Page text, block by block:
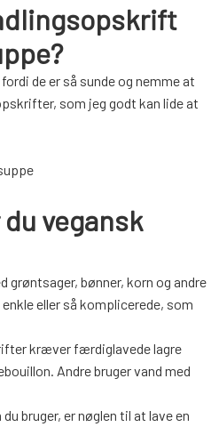
de er så sunde og nemme at
som jeg godt kan lide at
vegansk
grøntsager, bønner, korn og andre
eller så komplicerede, som
kræver færdiglavede lagre
Andre bruger vand med
bruger, er nøglen til at lave en